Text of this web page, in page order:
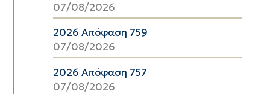
07/08/2026
2026 Απόφαση 759
07/08/2026
2026 Απόφαση 757
07/08/2026